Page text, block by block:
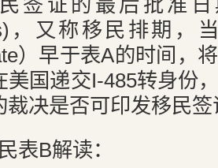
签证的最后批准日
，又称移民排期，
）早于表A的时间，
美国递交I-485转身份
裁决是否可印发移民
表B解读：